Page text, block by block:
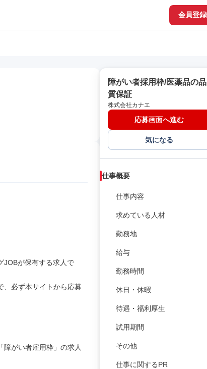
会員登録
JOBが保有する求人で
、必ず本サイトから応募
がい者雇用枠」の求人
障がい者採用枠/医薬品の品
質保証
株式会社カナエ
応募画面へ進む
気になる
仕事概要
仕事内容
求めている人材
勤務地
給与
勤務時間
休日・休暇
待遇・福利厚生
試用期間
その他
仕事に関するPR